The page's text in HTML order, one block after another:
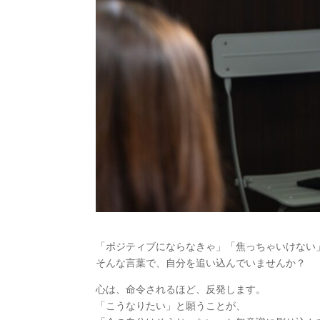
「ポジティブにならなきゃ」「焦っちゃいけない
そんな言葉で、自分を追い込んでいませんか？
心は、命令されるほど、反発します。
「こうなりたい」と願うことが、